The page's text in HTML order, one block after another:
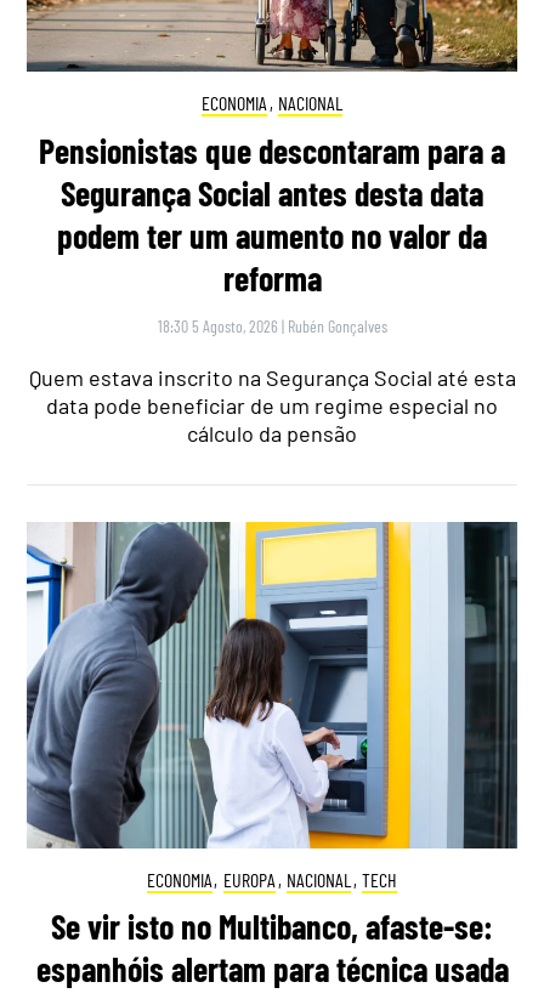
ECONOMIA , NACIONAL
Pensionistas que descontaram para a
Segurança Social antes desta data
podem ter um aumento no valor da
reforma
18:30 5 Agosto, 2026 | Rubén Gonçalves
Quem estava inscrito na Segurança Social até esta
data pode beneficiar de um regime especial no
cálculo da pensão
ECONOMIA, EUROPA , NACIONAL , TECH
Se vir isto no Multibanco, afaste-se:
espanhóis alertam para técnica usada